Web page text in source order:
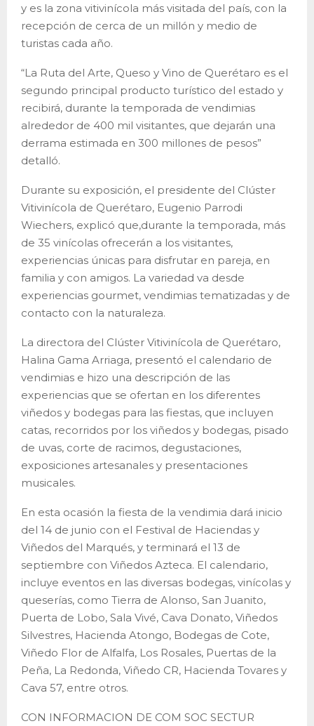
y es la zona vitivinícola más visitada del país, con la
recepción de cerca de un millón y medio de
turistas cada año.
“La Ruta del Arte, Queso y Vino de Querétaro es el
segundo principal producto turístico del estado y
recibirá, durante la temporada de vendimias
alrededor de 400 mil visitantes, que dejarán una
derrama estimada en 300 millones de pesos”
detalló.
Durante su exposición, el presidente del Clúster
Vitivinícola de Querétaro, Eugenio Parrodi
Wiechers, explicó que,durante la temporada, más
de 35 vinícolas ofrecerán a los visitantes,
experiencias únicas para disfrutar en pareja, en
familia y con amigos. La variedad va desde
experiencias gourmet, vendimias tematizadas y de
contacto con la naturaleza.
La directora del Clúster Vitivinícola de Querétaro,
Halina Gama Arriaga, presentó el calendario de
vendimias e hizo una descripción de las
experiencias que se ofertan en los diferentes
viñedos y bodegas para las fiestas, que incluyen
catas, recorridos por los viñedos y bodegas, pisado
de uvas, corte de racimos, degustaciones,
exposiciones artesanales y presentaciones
musicales.
En esta ocasión la fiesta de la vendimia dará inicio
del 14 de junio con el Festival de Haciendas y
Viñedos del Marqués, y terminará el 13 de
septiembre con Viñedos Azteca. El calendario,
incluye eventos en las diversas bodegas, vinícolas y
queserías, como Tierra de Alonso, San Juanito,
Puerta de Lobo, Sala Vivé, Cava Donato, Viñedos
Silvestres, Hacienda Atongo, Bodegas de Cote,
Viñedo Flor de Alfalfa, Los Rosales, Puertas de la
Peña, La Redonda, Viñedo CR, Hacienda Tovares y
Cava 57, entre otros.
CON INFORMACION DE COM SOC SECTUR